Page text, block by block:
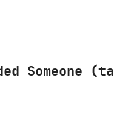
Someone